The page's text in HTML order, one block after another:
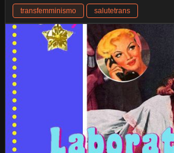
transfemminismo salutetrans